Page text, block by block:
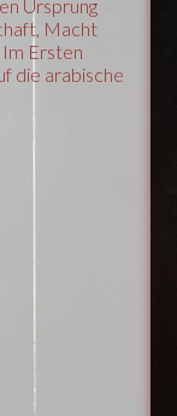
Ursprung
Macht
Ersten
die arabische